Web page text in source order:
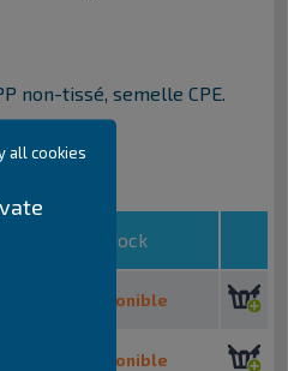
non-tissé, semelle CPE.
Stock
Disponible
Disponible
all cookies